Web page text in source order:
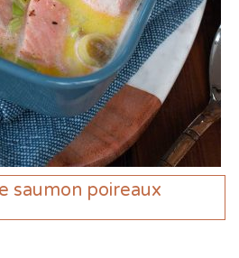
saumon poireaux